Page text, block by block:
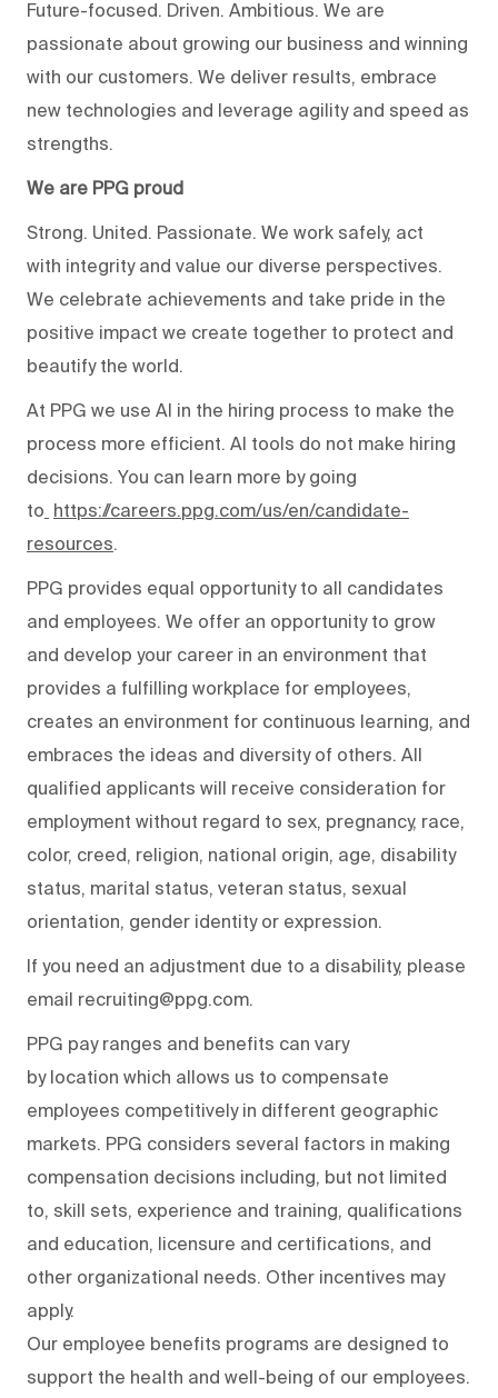
Future-focused. Driven. Ambitious. We are
passionate about growing our business and winning
with our customers. We deliver results, embrace
new technologies and leverage agility and speed as
strengths.
We are PPG proud
Strong. United. Passionate. We work safely, act
with integrity and value our diverse perspectives.
We celebrate achievements and take pride in the
positive impact we create together to protect and
beautify the world.
At PPG we use AI in the hiring process to make the
process more efficient. AI tools do not make hiring
decisions. You can learn more by going
to https://careers.ppg.com/us/en/candidate-
resources.
PPG provides equal opportunity to all candidates
and employees. We offer an opportunity to grow
and develop your career in an environment that
provides a fulfilling workplace for employees,
creates an environment for continuous learning, and
embraces the ideas and diversity of others. All
qualified applicants will receive consideration for
employment without regard to sex, pregnancy, race,
color, creed, religion, national origin, age, disability
status, marital status, veteran status, sexual
orientation, gender identity or expression.
If you need an adjustment due to a disability, please
email recruiting@ppg.com.
PPG pay ranges and benefits can vary
by location which allows us to compensate
employees competitively in different geographic
markets. PPG considers several factors in making
compensation decisions including, but not limited
to, skill sets, experience and training, qualifications
and education, licensure and certifications, and
other organizational needs. Other incentives may
apply.
Our employee benefits programs are designed to
support the health and well-being of our employees.